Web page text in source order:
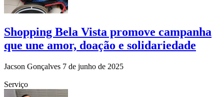
Shopping Bela Vista promove campanha
que une amor, doação e solidariedade
Jacson Gonçalves 7 de junho de 2025
Serviço